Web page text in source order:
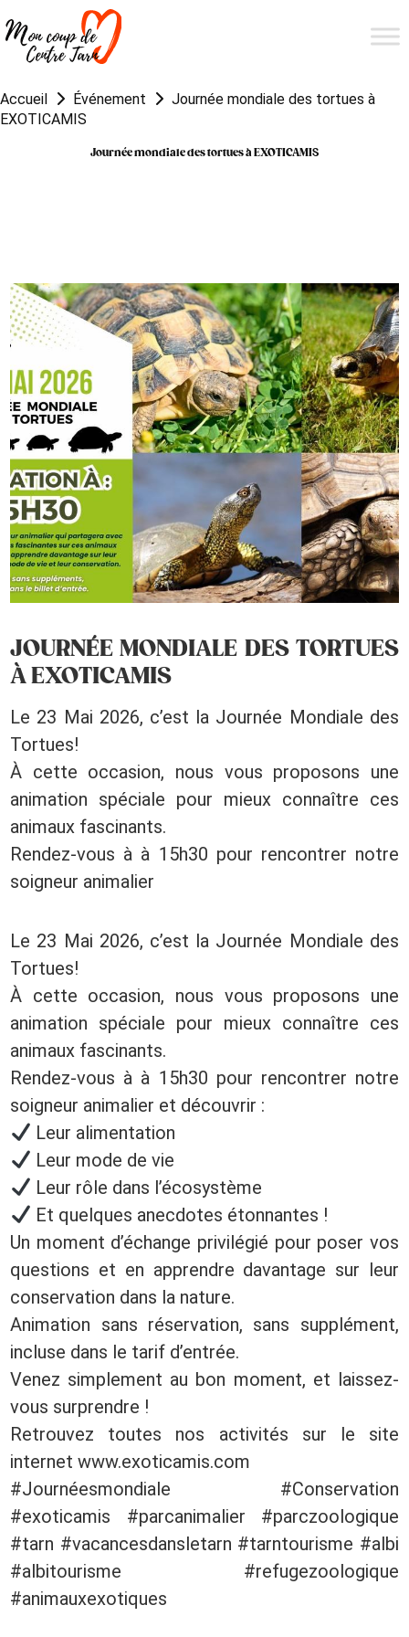
Accueil Événement
Journée mondiale des tortues à
EXOTICAMIS
Journée mondiale des tortues à EXOTICAMIS
JOURNÉE MONDIALE DES TORTUES
À EXOTICAMIS
Le 23 Mai 2026, c’est la Journée Mondiale des
Tortues!
À cette occasion, nous vous proposons une
animation spéciale pour mieux connaître ces
animaux fascinants.
Rendez-vous à à 15h30 pour rencontrer notre
soigneur animalier
Le 23 Mai 2026, c’est la Journée Mondiale des
Tortues!
À cette occasion, nous vous proposons une
animation spéciale pour mieux connaître ces
animaux fascinants.
Rendez-vous à à 15h30 pour rencontrer notre
soigneur animalier et découvrir :
Leur alimentation
Leur mode de vie
Leur rôle dans l’écosystème
Et quelques anecdotes étonnantes !
Un moment d’échange privilégié pour poser vos
questions et en apprendre davantage sur leur
conservation dans la nature.
Animation sans réservation, sans supplément,
incluse dans le tarif d’entrée.
Venez simplement au bon moment, et laissez-
vous surprendre !
Retrouvez toutes nos activités sur le site
internet www.exoticamis.com
#Journéesmondiale #Conservation
#exoticamis #parcanimalier #parczoologique
#tarn #vacancesdansletarn #tarntourisme #albi
#albitourisme #refugezoologique
#animauxexotiques